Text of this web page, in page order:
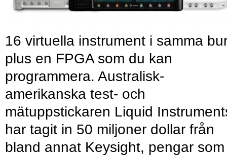
16 virtuella instrument i samma
plus en FPGA som du kan
programmera. Australisk-
amerikanska test- och
mätuppstickaren Liquid
har tagit in 50 miljoner dollar från
bland annat Keysight, pengar som